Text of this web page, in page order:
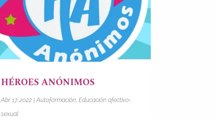
HÉROES ANÓNIMOS
Abr 17, 2022|Autoformación, Educación afectivo-
sexual